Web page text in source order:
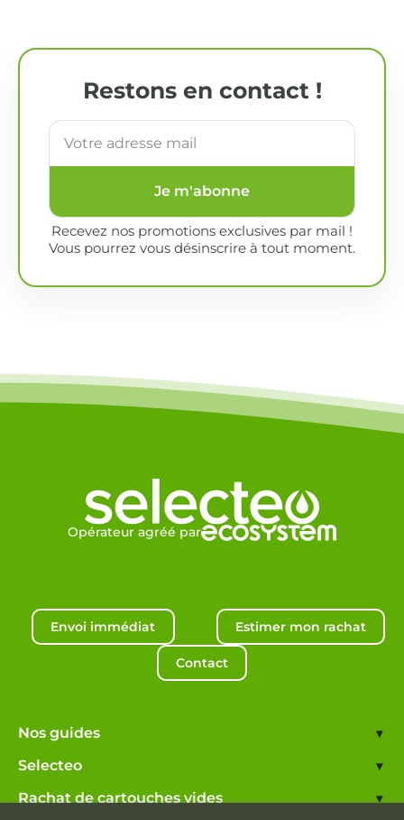
Restons en contact !
Je m'abonne
Recevez nos promotions exclusives par mail !
Vous pourrez vous désinscrire à tout moment.
Opérateur agréé par
Envoi immédiat Estimer mon rachat
Contact
Nos guides ▾
Selecteo ▾
Rachat de cartouches vides ▾